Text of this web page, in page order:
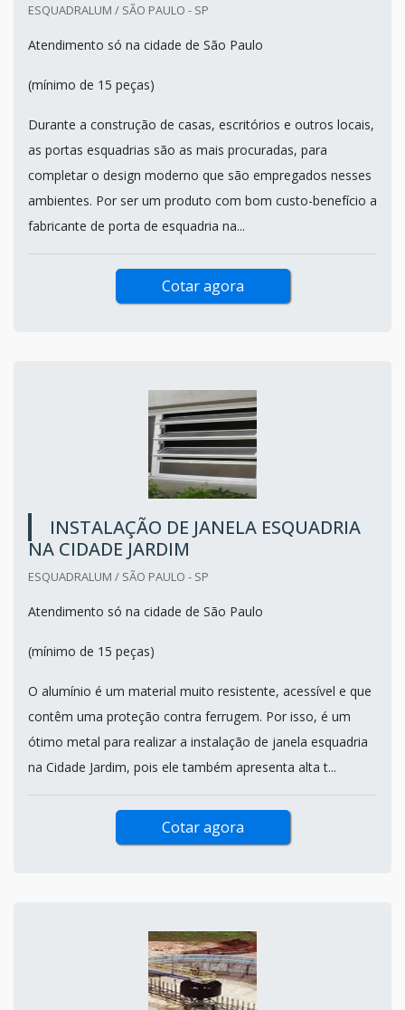
ESQUADRALUM / SÃO PAULO - SP
Atendimento só na cidade de São Paulo
(mínimo de 15 peças)
Durante a construção de casas, escritórios e outros locais,
as portas esquadrias são as mais procuradas, para
completar o design moderno que são empregados nesses
ambientes. Por ser um produto com bom custo-benefício a
fabricante de porta de esquadria na...
Cotar agora
INSTALAÇÃO DE JANELA ESQUADRIA
NA CIDADE JARDIM
ESQUADRALUM / SÃO PAULO - SP
Atendimento só na cidade de São Paulo
(mínimo de 15 peças)
O alumínio é um material muito resistente, acessível e que
contêm uma proteção contra ferrugem. Por isso, é um
ótimo metal para realizar a instalação de janela esquadria
na Cidade Jardim, pois ele também apresenta alta t...
Cotar agora